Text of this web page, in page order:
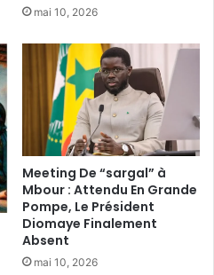
mai 10, 2026
Meeting De “sargal” à
Mbour : Attendu En Grande
Pompe, Le Président
Diomaye Finalement
Absent
mai 10, 2026